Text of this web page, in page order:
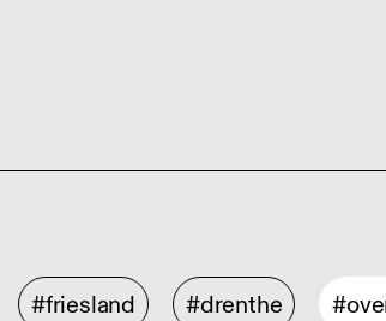
#friesland #drenthe